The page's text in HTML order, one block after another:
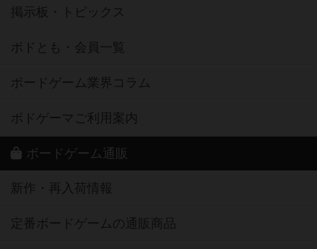
掲示板・トピックス
ボドとも・会員一覧
ボードゲーム業界コラム
ボドゲーマご利用案内
ボードゲーム通販
新作・再入荷情報
定番ボードゲームの通販商品